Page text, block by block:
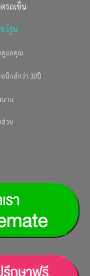
รถเข็น
ว์รูม
ดูแลคุณ
นิกส์กว่า 30ปี
าน
วน